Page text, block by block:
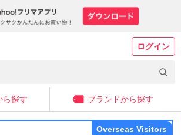
ログイン
ら探す ブランドから探す
Overseas Visitors